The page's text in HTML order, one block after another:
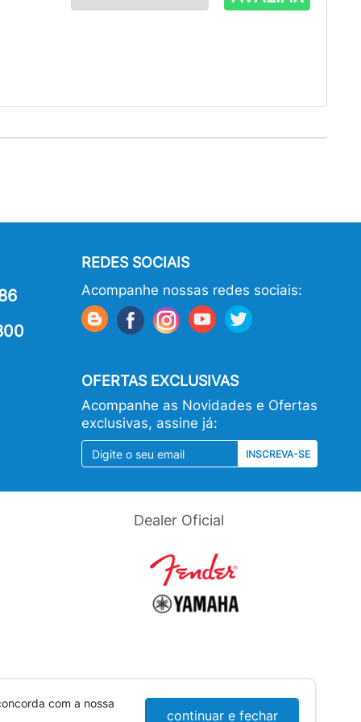
REDES SOCIAIS
Acompanhe nossas redes sociais:
OFERTAS EXCLUSIVAS
Acompanhe as Novidades e Ofertas
exclusivas, assine já:
INSCREVA-SE
Dealer Oficial
com a nossa
continuar e fechar